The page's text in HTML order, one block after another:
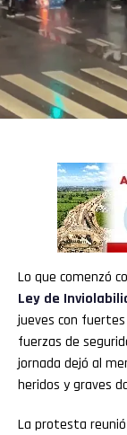
Lo que comenzó
Ley de
jueves con
fuerzas de
jornada dejó al
heridos y graves
La protesta